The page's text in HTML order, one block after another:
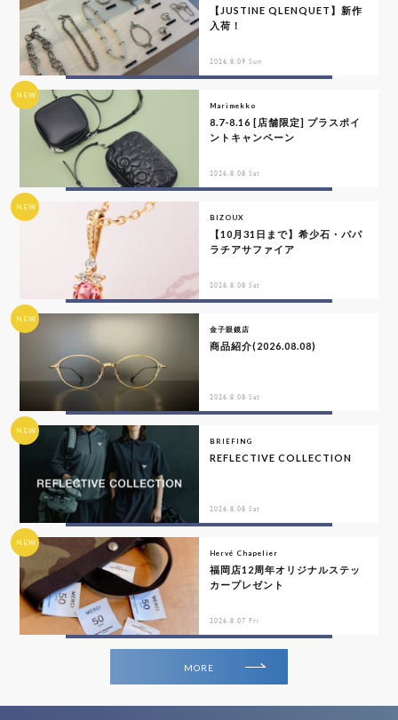
【JUSTINE QLENQUET】新作
入荷！
2026.8.09 Sun
NEW
Marimekko
8.7-8.16 [店舗限定] プラスポイ
ントキャンペーン
2026.8.08 Sat
NEW
BIZOUX
【10月31日まで】希少石・パパ
ラチアサファイア
2026.8.08 Sat
NEW
金子眼鏡店
商品紹介(2026.08.08)
2026.8.08 Sat
NEW
BRIEFING
REFLECTIVE COLLECTION
2026.8.08 Sat
NEW
Hervé Chapelier
福岡店12周年オリジナルステッ
カープレゼント
2026.8.07 Fri
MORE